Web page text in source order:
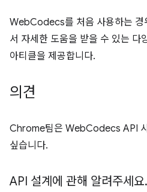
WebCodecs를 처음 사용하는 경
서 자세한 도움을 받을 수 있는 다
아티클을 제공합니다.
의견
Chrome팀은 WebCodecs API
싶습니다.
API 설계에 관해 알려주세요.